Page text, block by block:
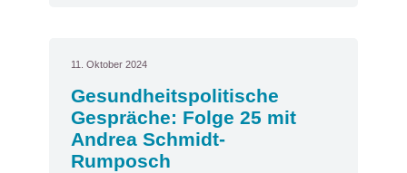
11. Oktober 2024
Gesundheitspolitische
Gespräche: Folge 25 mit
Andrea Schmidt-
Rumposch